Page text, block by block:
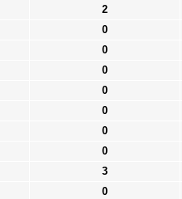
2
0
0
0
0
0
0
0
3
0